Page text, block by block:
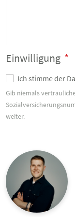
Einwilligung *
Ich stimme der
Gib niemals
weiter.